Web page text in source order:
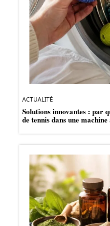
ACTUALITÉ
Solutions innovantes : par
de tennis dans une